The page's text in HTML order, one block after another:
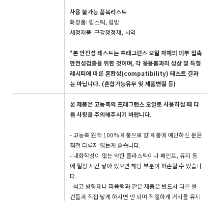
사용 불가능 품목리스트
화장품: 립스틱, 립밤
세정제품: 구강청정제, 치약
*본 안전성 테스트는 프래그런스 오일 자체의 피부 접촉
안전성검증을 위한 것이며, 각 응용품과의 성상 및 특정
레시피에 따른 혼합성(compatibility) 테스트 결과
는 아닙니다. (혼합가능유무 및 제품변질 등)
본 제품은 고농축의 프래그런스 오일로 사용하실 때 다
음 사항을 주의해주시기 바랍니다.
- 고농축 원액 100% 제품으로 향 제품에 예민하신 분은
직접 다루지 않는게 좋습니다.
- 내화학성이 없는 약한 플라스틱이나 페인트, 유지 등
에 일정 시간 닿아 있으면 해당 부분이 파손될 수 있습니
다.
- 석고 방향제나 퍼퓸택과 같은 제품은 반드시 다른 물
건들과 직접 닿게 하시면 안 되며 적절하게 거리를 유지